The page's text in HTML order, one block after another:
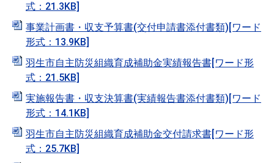
式：21.3KB]
事業計画書・収支予算書(交付申請書添付書類)[ワード
形式：13.9KB]
羽生市自主防災組織育成補助金実績報告書[ワード形
式：21.5KB]
実施報告書・収支決算書(実績報告書添付書類)[ワード
形式：14.1KB]
羽生市自主防災組織育成補助金交付請求書[ワード形
式：25.7KB]